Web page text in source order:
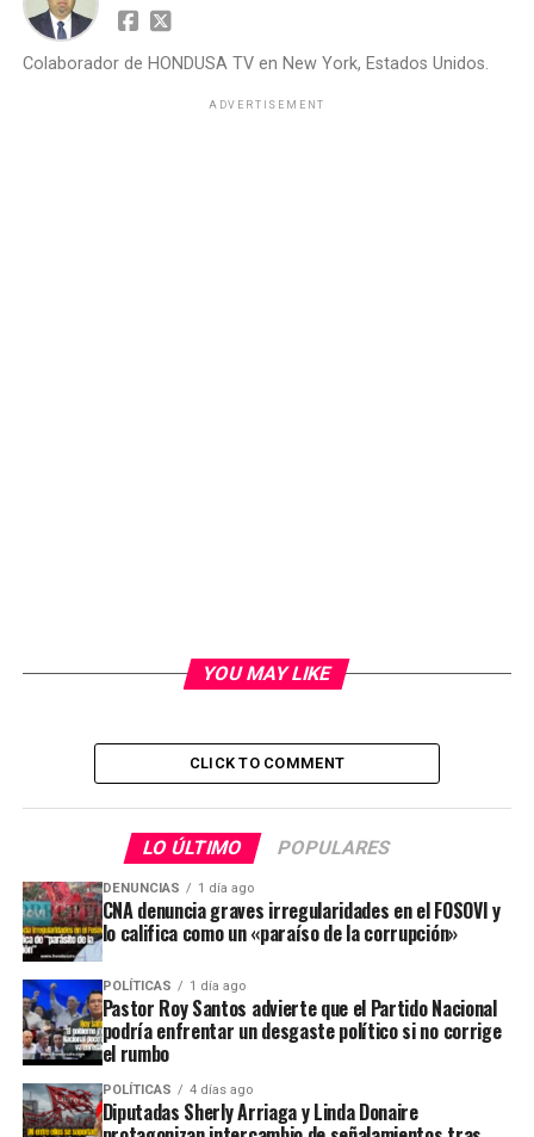
Colaborador de HONDUSA TV en New York, Estados Unidos.
ADVERTISEMENT
YOU MAY LIKE
CLICK TO COMMENT
LO ÚLTIMO POPULARES
DENUNCIAS 1 día ago
CNA denuncia graves irregularidades en el FOSOVI y
lo califica como un «paraíso de la corrupción»
POLÍTICAS 1 día ago
Pastor Roy Santos advierte que el Partido Nacional
podría enfrentar un desgaste político si no corrige
el rumbo
POLÍTICAS 4 días ago
Diputadas Sherly Arriaga y Linda Donaire